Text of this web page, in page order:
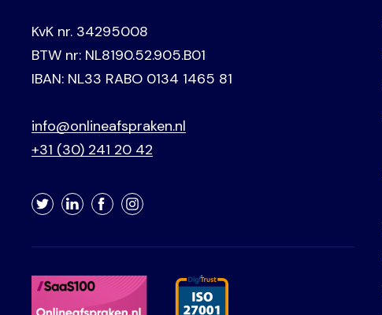
KvK nr. 34295008
BTW nr: NL8190.52.905.B01
IBAN: NL33 RABO 0134 1465 81
info@onlineafspraken.nl
+31 (30) 241 20 42
TwitterLinkedInFacebookInstagram